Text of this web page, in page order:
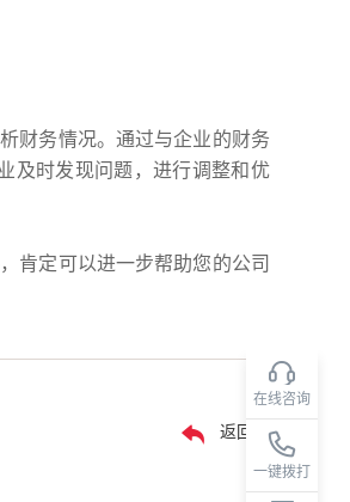
财务情况。通过与企业的财务
及时发现问题，进行调整和优
肯定可以进一步帮助您的公司
返回
在线咨询
一键拨打